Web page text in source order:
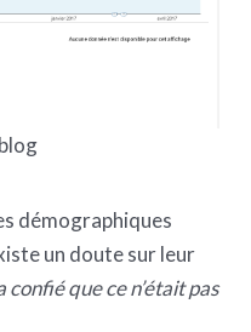
démographiques
un doute sur leur
confié que ce n’était pas